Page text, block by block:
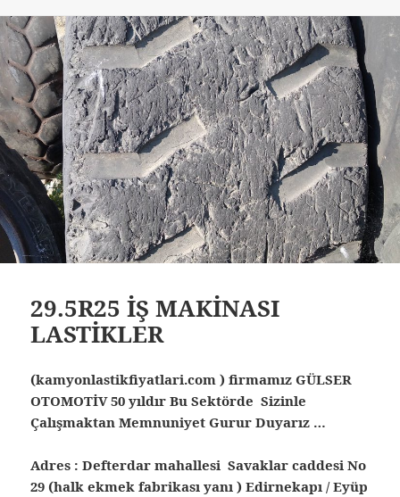
29.5R25 İŞ MAKİNASI
LASTİKLER
(kamyonlastikfiyatlari.com ) firmamız GÜLSER
OTOMOTİV 50 yıldır Bu Sektörde Sizinle
Çalışmaktan Memnuniyet Gurur Duyarız …
Adres : Defterdar mahallesi Savaklar caddesi No
29 (halk ekmek fabrikası yanı ) Edirnekapı / Eyüp